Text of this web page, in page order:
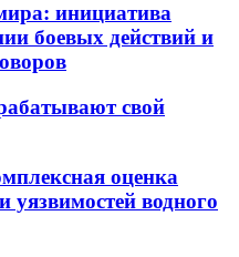
инициатива
боевых действий и
свой
оценка
уязвимостей водного